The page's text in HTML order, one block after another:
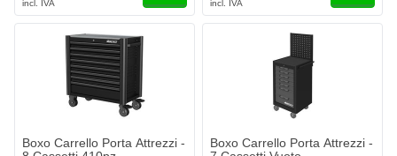
Boxo Carrello Porta Attrezzi -
Boxo Carrello Porta Attrezzi -